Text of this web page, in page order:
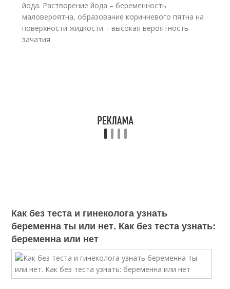
йода. Растворение йода – беременность
маловероятна, образование коричневого пятна на
поверхности жидкости – высокая вероятность
зачатия.
Как без теста и гинеколога узнать
беременна ты или нет. Как без теста узнать:
беременна или нет